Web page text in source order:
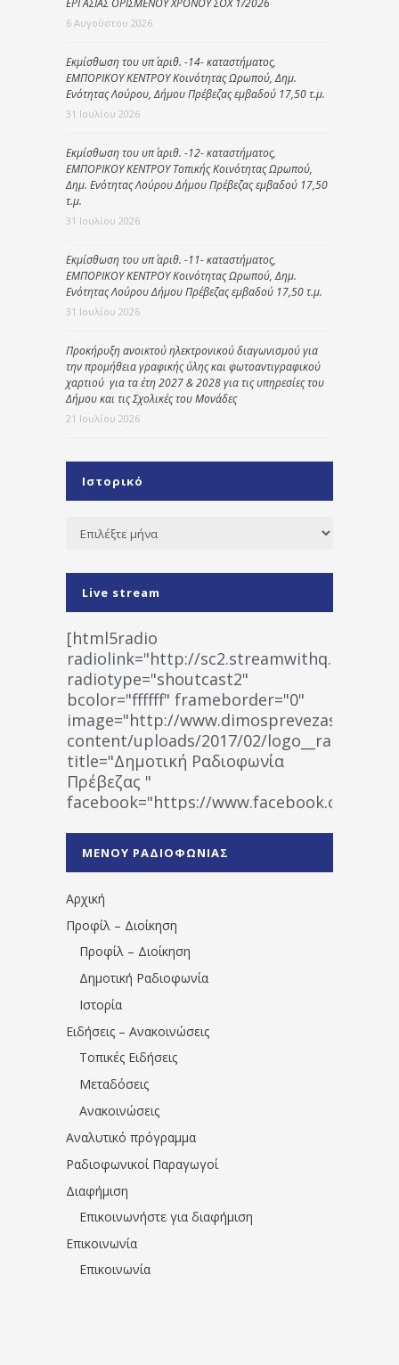
6 Αυγούστου 2026
Εκμίσθωση του υπ΄ αριθ. -14- καταστήματος,
ΕΜΠΟΡΙΚΟΥ ΚΕΝΤΡΟΥ Κοινότητας Ωρωπού, Δημ.
Ενότητας Λούρου, Δήμου Πρέβεζας εμβαδού 17,50 τ.μ.
31 Ιουλίου 2026
Εκμίσθωση του υπ΄ αριθ. -12- καταστήματος,
ΕΜΠΟΡΙΚΟΥ ΚΕΝΤΡΟΥ Τοπικής Κοινότητας Ωρωπού,
Δημ. Ενότητας Λούρου Δήμου Πρέβεζας εμβαδού 17,50
τ.μ.
31 Ιουλίου 2026
Εκμίσθωση του υπ΄ αριθ. -11- καταστήματος,
ΕΜΠΟΡΙΚΟΥ ΚΕΝΤΡΟΥ Κοινότητας Ωρωπού, Δημ.
Ενότητας Λούρου Δήμου Πρέβεζας εμβαδού 17,50 τ.μ.
31 Ιουλίου 2026
Προκήρυξη ανοικτού ηλεκτρονικού διαγωνισμού για
την προμήθεια γραφικής ύλης και φωτοαντιγραφικού
χαρτιού για τα έτη 2027 & 2028 για τις υπηρεσίες του
Δήμου και τις Σχολικές του Μονάδες
21 Ιουλίου 2026
Ιστορικό
Ιστορικό
Live stream
[html5radio
radiolink="http://
radiotype="shoutcast2"
bcolor="ffffff" frameborder="0"
image="http://www.dimosprevezas.gr/wp-
content/uploads/2017/02/
title="Δημοτική Ραδιοφωνία
Πρέβεζας "
facebook="https://www.facebook.com/
1531194763766854/" artist="" ]
ΜΕΝΟΥ ΡΑΔΙΟΦΩΝΙΑΣ
Αρχική
Προφίλ – Διοίκηση
Προφίλ – Διοίκηση
Δημοτική Ραδιοφωνία
Ιστορία
Ειδήσεις – Ανακοινώσεις
Τοπικές Ειδήσεις
Μεταδόσεις
Ανακοινώσεις
Αναλυτικό πρόγραμμα
Ραδιοφωνικοί Παραγωγοί
Διαφήμιση
Επικοινωνήστε για διαφήμιση
Επικοινωνία
Επικοινωνία